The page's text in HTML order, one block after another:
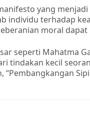
yang
individu terhadap
moral
seperti Mahatma
tindakan kecil